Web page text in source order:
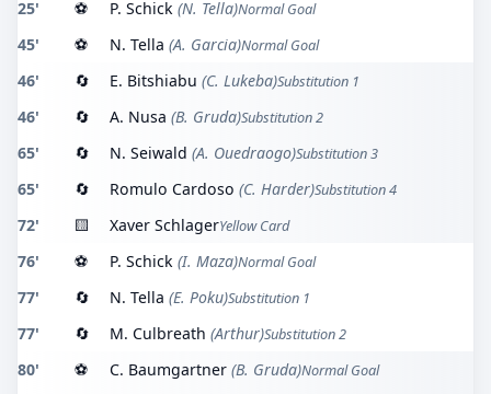
25' ⚽ P. Schick (N. Tella)Normal Goal
45' ⚽ N. Tella (A. Garcia)Normal Goal
46' 🔄 E. Bitshiabu (C. Lukeba)Substitution 1
46' 🔄 A. Nusa (B. Gruda)Substitution 2
65' 🔄 N. Seiwald (A. Ouedraogo)Substitution 3
65' 🔄 Romulo Cardoso (C. Harder)Substitution 4
72' 🟨 Xaver SchlagerYellow Card
76' ⚽ P. Schick (I. Maza)Normal Goal
77' 🔄 N. Tella (E. Poku)Substitution 1
77' 🔄 M. Culbreath (Arthur)Substitution 2
80' ⚽ C. Baumgartner (B. Gruda)Normal Goal